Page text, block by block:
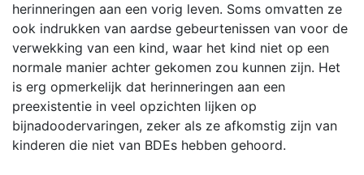
herinneringen aan een vorig leven. Soms omvatten ze
ook indrukken van aardse gebeurtenissen van voor de
verwekking van een kind, waar het kind niet op een
normale manier achter gekomen zou kunnen zijn. Het
is erg opmerkelijk dat herinneringen aan een
preexistentie in veel opzichten lijken op
bijnadoodervaringen, zeker als ze afkomstig zijn van
kinderen die niet van BDEs hebben gehoord.